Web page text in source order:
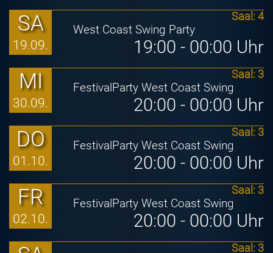
SA
19.09.
Saal: 4
West Coast Swing Party
19:00 - 00:00 Uhr
MI
30.09.
Saal: 3
FestivalParty West Coast Swing
20:00 - 00:00 Uhr
DO
01.10.
Saal: 3
FestivalParty West Coast Swing
20:00 - 00:00 Uhr
FR
02.10.
Saal: 3
FestivalParty West Coast Swing
20:00 - 00:00 Uhr
Saal: 3